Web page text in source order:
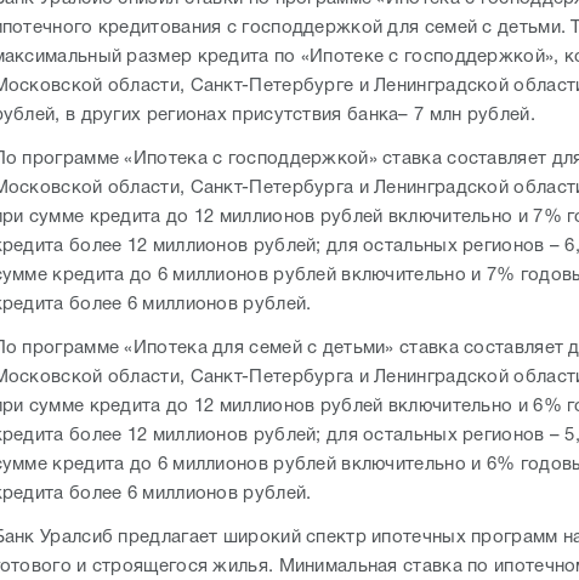
кредитования с господдержкой для семей с детьми.
размер кредита по «Ипотеке с господдержкой»,
области, Санкт-Петербурге и Ленинградской
в других регионах присутствия банка– 7 млн рублей.
программе «Ипотека с господдержкой» ставка составляет
области, Санкт-Петербурга и Ленинградской
сумме кредита до 12 миллионов рублей включительно и 7%
более 12 миллионов рублей; для остальных регионов –
кредита до 6 миллионов рублей включительно и 7%
более 6 миллионов рублей.
программе «Ипотека для семей с детьми» ставка составляет
области, Санкт-Петербурга и Ленинградской
сумме кредита до 12 миллионов рублей включительно и 6%
более 12 миллионов рублей; для остальных регионов –
кредита до 6 миллионов рублей включительно и 6%
более 6 миллионов рублей.
Уралсиб предлагает широкий спектр ипотечных программ
и строящегося жилья. Минимальная ставка по